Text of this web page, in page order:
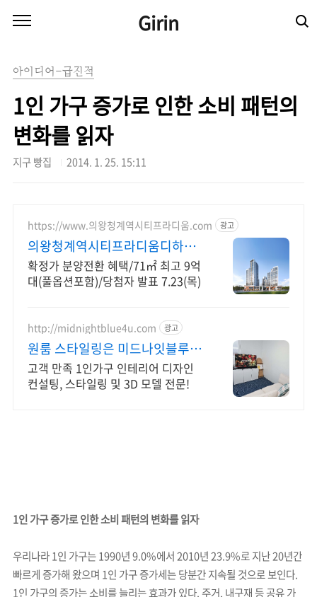
Girin
아이디어-급진적
1인 가구 증가로 인한 소비 패턴의
변화를 읽자
지구 빵집 2014. 1. 25. 15:11
https://www.의왕청계역시티프라디움.com 광고
의왕청계역시티프라디움디하모
니
확정가 분양전환 혜택/71㎡ 최고 9억
대(풀옵션포함)/당첨자 발표 7.23(목)
http://midnightblue4u.com 광고
원룸 스타일링은 미드나잇블루 상
담 시 스타일링 할인!
고객 만족 1인가구 인테리어 디자인
컨설팅, 스타일링 및 3D 모델 전문!
1인 가구 증가로 인한 소비 패턴의 변화를 읽자
우리나라 1인 가구는 1990년 9.0%에서 2010년 23.9%로 지난 20년간
빠르게 증가해 왔으며 1인 가구 증가세는 당분간 지속될 것으로 보인다.
1인 가구의 증가는 소비를 늘리는 효과가 있다. 주거, 내구재 등 공유 가